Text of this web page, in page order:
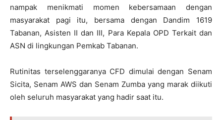
nampak menikmati momen kebersamaan dengan
masyarakat pagi itu, bersama dengan Dandim 1619
Tabanan, Asisten II dan III, Para Kepala OPD Terkait dan
ASN di lingkungan Pemkab Tabanan.
Rutinitas terselenggaranya CFD dimulai dengan Senam
Sicita, Senam AWS dan Senam Zumba yang marak diikuti
oleh seluruh masyarakat yang hadir saat itu.